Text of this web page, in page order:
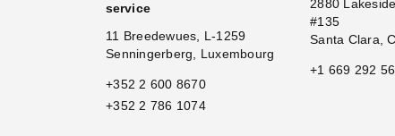
service
11 Breedewues, L-1259
Senningerberg, Luxembourg
+352 2 600 8670
+352 2 786 1074
2880
#135
Santa Clara,
+1 669 292